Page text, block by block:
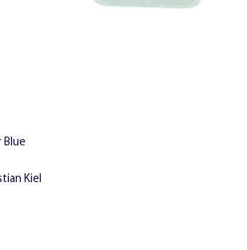
Blue
Kiel